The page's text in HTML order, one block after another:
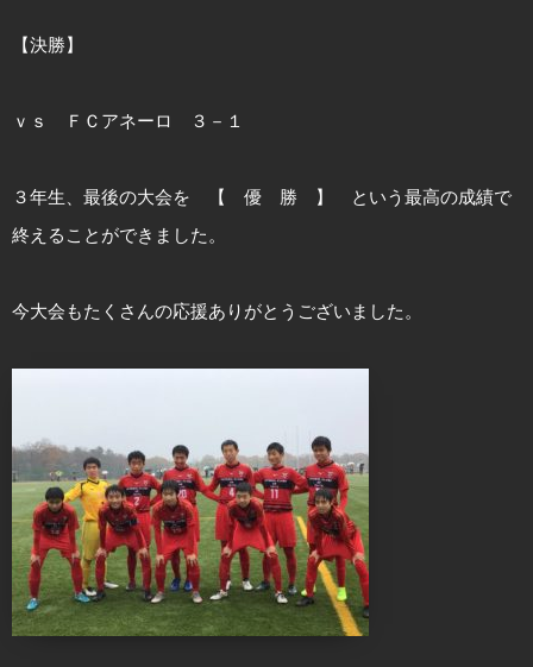
【決勝】
ｖｓ ＦＣアネーロ ３－１
３年生、最後の大会を 【 優 勝 】 という最高の成績で
終えることができました。
今大会もたくさんの応援ありがとうございました。